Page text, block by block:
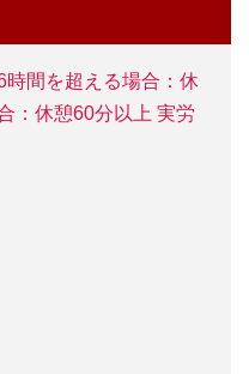
時間を超える場合：休
：休憩60分以上 実労